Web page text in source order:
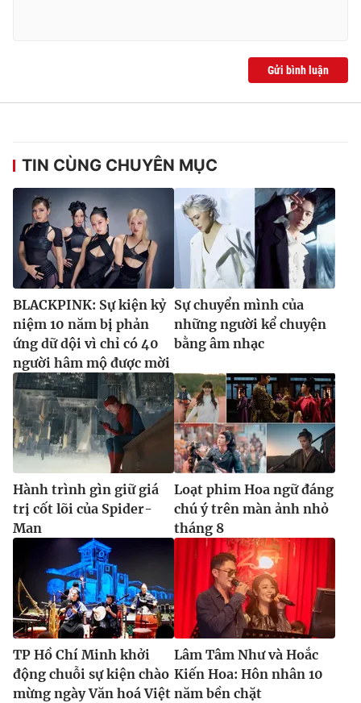
Gửi bình luận
TIN CÙNG CHUYÊN MỤC
BLACKPINK: Sự kiện kỷ
niệm 10 năm bị phản
ứng dữ dội vì chỉ có 40
người hâm mộ được mời
Sự chuyển mình của
những người kể chuyện
bằng âm nhạc
Hành trình gìn giữ giá
trị cốt lõi của Spider-
Man
Loạt phim Hoa ngữ đáng
chú ý trên màn ảnh nhỏ
tháng 8
TP Hồ Chí Minh khởi
động chuỗi sự kiện chào
mừng ngày Văn hoá Việt
Lâm Tâm Như và Hoắc
Kiến Hoa: Hôn nhân 10
năm bền chặt